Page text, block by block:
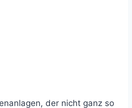
der nicht ganz so